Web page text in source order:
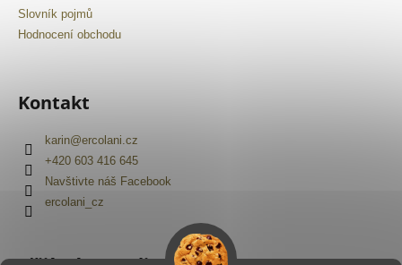
Slovník pojmů
Hodnocení obchodu
Kontakt
karin@ercolani.cz
+420 603 416 645
Navštivte náš Facebook
ercolani_cz